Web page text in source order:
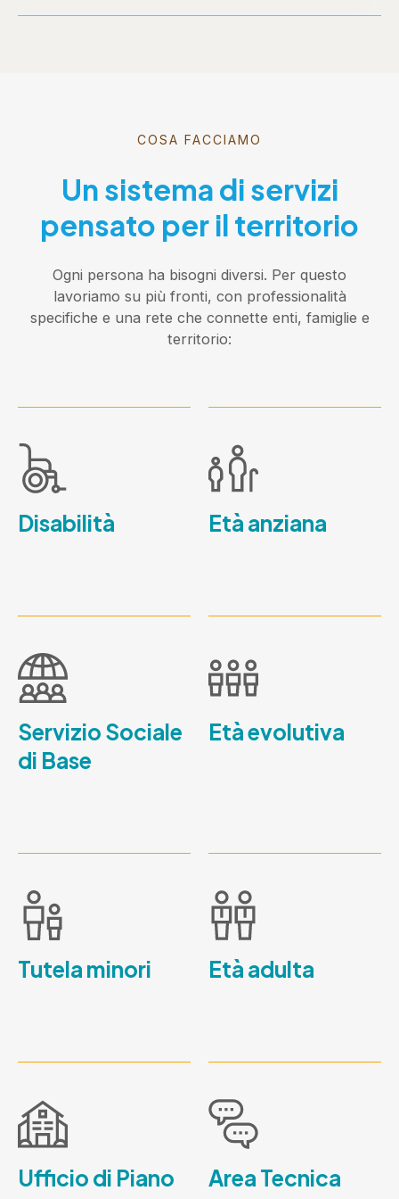
COSA FACCIAMO
Un sistema di servizi
pensato per il territorio
Ogni persona ha bisogni diversi. Per questo
lavoriamo su più fronti, con professionalità
specifiche e una rete che connette enti, famiglie e
territorio:
Disabilità Età anziana
Servizio Sociale
di Base
Età evolutiva
Tutela minori Età adulta
Ufficio di Piano Area Tecnica